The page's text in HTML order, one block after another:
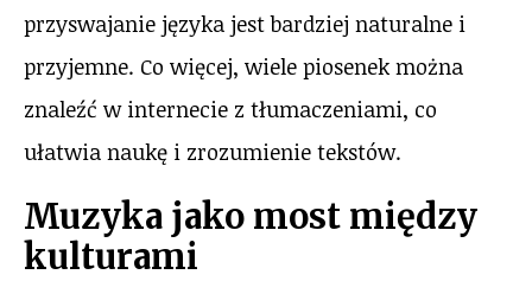
przyswajanie języka jest bardziej naturalne i
przyjemne. Co więcej, wiele piosenek można
znaleźć w internecie z tłumaczeniami, co
ułatwia naukę i zrozumienie tekstów.
Muzyka jako most między
kulturami